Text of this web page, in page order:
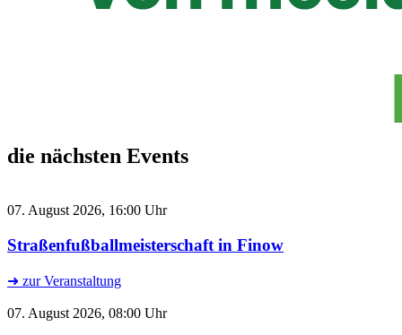
die nächsten Events
07. August 2026, 16:00 Uhr
Straßenfußballmeisterschaft in Finow
➜ zur Veranstaltung
07. August 2026, 08:00 Uhr